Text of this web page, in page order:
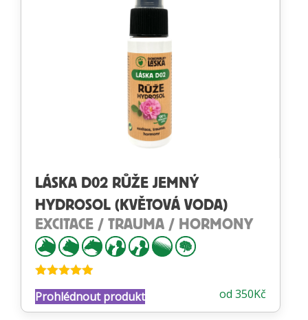
LÁSKA D02 RŮŽE JEMNÝ
HYDROSOL (KVĚTOVÁ VODA)
EXCITACE / TRAUMA / HORMONY
4.89z 5 od 350Kč
Prohlédnout produkt